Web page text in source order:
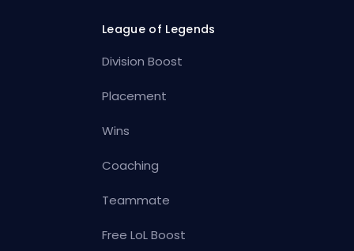
League of Legends
Division Boost
Placement
Wins
Coaching
Teammate
Free LoL Boost